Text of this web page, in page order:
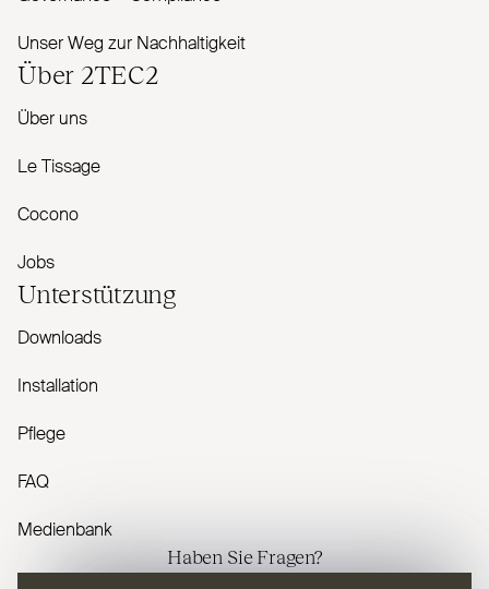
Unser Weg zur Nachhaltigkeit
Über 2TEC2
Über uns
Le Tissage
Cocono
Jobs
Unterstützung
Downloads
Installation
Pflege
FAQ
Medienbank
Haben Sie Fragen?